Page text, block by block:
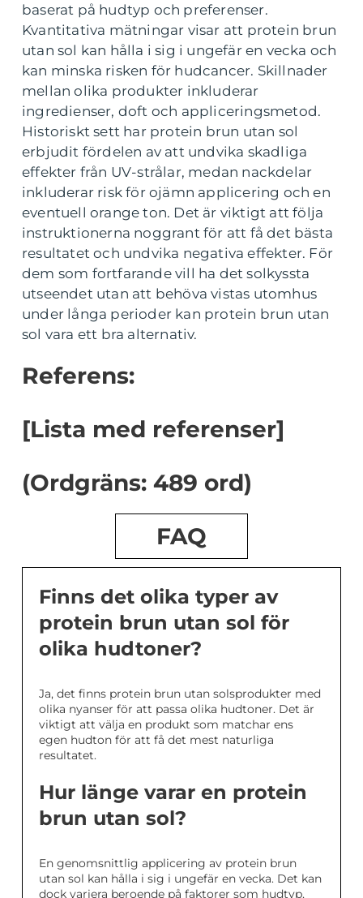
baserat på hudtyp och preferenser.
Kvantitativa mätningar visar att protein brun
utan sol kan hålla i sig i ungefär en vecka och
kan minska risken för hudcancer. Skillnader
mellan olika produkter inkluderar
ingredienser, doft och appliceringsmetod.
Historiskt sett har protein brun utan sol
erbjudit fördelen av att undvika skadliga
effekter från UV-strålar, medan nackdelar
inkluderar risk för ojämn applicering och en
eventuell orange ton. Det är viktigt att följa
instruktionerna noggrant för att få det bästa
resultatet och undvika negativa effekter. För
dem som fortfarande vill ha det solkyssta
utseendet utan att behöva vistas utomhus
under långa perioder kan protein brun utan
sol vara ett bra alternativ.
Referens:
[Lista med referenser]
(Ordgräns: 489 ord)
FAQ
Finns det olika typer av
protein brun utan sol för
olika hudtoner?
Ja, det finns protein brun utan solsprodukter med
olika nyanser för att passa olika hudtoner. Det är
viktigt att välja en produkt som matchar ens
egen hudton för att få det mest naturliga
resultatet.
Hur länge varar en protein
brun utan sol?
En genomsnittlig applicering av protein brun
utan sol kan hålla i sig i ungefär en vecka. Det kan
dock variera beroende på faktorer som hudtyp,